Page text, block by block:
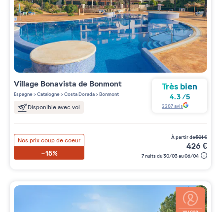
Village Bonavista de Bonmont
Espagne>Catalogne>Costa Dorada>Bonmont
Disponible avec vol
Très bien
4.3/5
2287avis
Nos prix coup de coeur
-15%
à partir de501€
426 €
7 nuits du 30/03 au 06/04